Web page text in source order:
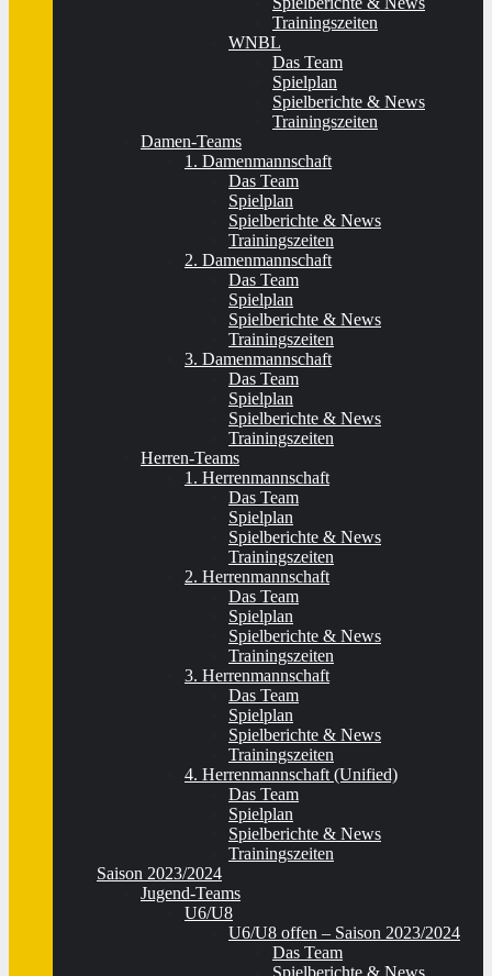
Trainingszeiten
WNBL
Das Team
Spielplan
Spielberichte & News
Trainingszeiten
Damen-Teams
1. Damenmannschaft
Das Team
Spielplan
Spielberichte & News
Trainingszeiten
2. Damenmannschaft
Das Team
Spielplan
Spielberichte & News
Trainingszeiten
3. Damenmannschaft
Das Team
Spielplan
Spielberichte & News
Trainingszeiten
Herren-Teams
1. Herrenmannschaft
Das Team
Spielplan
Spielberichte & News
Trainingszeiten
2. Herrenmannschaft
Das Team
Spielplan
Spielberichte & News
Trainingszeiten
3. Herrenmannschaft
Das Team
Spielplan
Spielberichte & News
Trainingszeiten
4. Herrenmannschaft (Unified)
Das Team
Spielplan
Spielberichte & News
Trainingszeiten
Saison 2023/2024
Jugend-Teams
U6/U8
U6/U8 offen – Saison 2023/2024
Das Team
Spielberichte & News